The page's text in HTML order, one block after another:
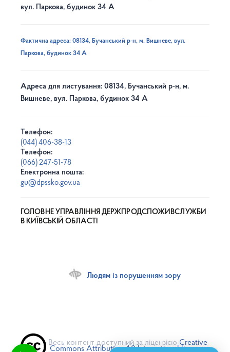
вул. Паркова, будинок 34 А
Фактична адреса: 08134, Бучанський р-н, м. Вишневе, вул.
Паркова, будинок 34 А
Адреса для листування: 08134, Бучанський р-н, м.
Вишневе, вул. Паркова, будинок 34 А
Телефон:
(044) 406-38-13
Телефон:
(066) 247-51-78
Електронна пошта:
gu@dpssko.gov.ua
ГОЛОВНЕ УПРАВЛІННЯ ДЕРЖПРОДСПОЖИВСЛУЖБИ
В КИЇВСЬКІЙ ОБЛАСТІ
Людям із порушенням зору
Весь контент доступний за ліцензієюCreative
Commons Attribution 4.0 International license,